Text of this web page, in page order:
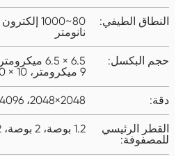
النطاق الطيفي:
نانومتر
حجم البكسل:
9 ميكرومتر، 10 × 10 ميكرومتر
دقة: 2048×2048، 4096×4096، 6144×6144
القطر الرئيسي
للمصفوفة:
1.2 بوصة، 2 بوصة، 3.2 بوصة، 5.4 بوصة